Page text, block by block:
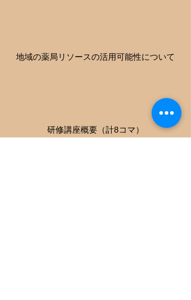
地域の薬局リソースの活用可能性について
研修講座概要（計8コマ）